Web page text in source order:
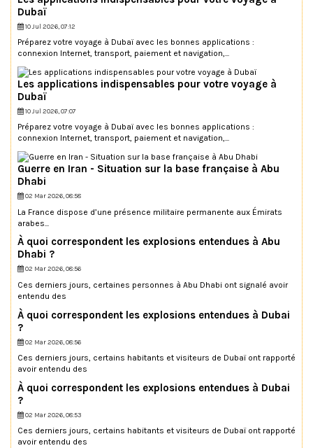
Dubaï
10 Jul 2026, 07:12
Préparez votre voyage à Dubaï avec les bonnes applications :
connexion Internet, transport, paiement et navigation,...
Les applications indispensables pour votre voyage à
Dubaï
10 Jul 2026, 07:07
Préparez votre voyage à Dubaï avec les bonnes applications :
connexion Internet, transport, paiement et navigation,...
Guerre en Iran - Situation sur la base française à Abu
Dhabi
02 Mar 2026, 08:58
La France dispose d’une présence militaire permanente aux Émirats
arabes...
À quoi correspondent les explosions entendues à Abu
Dhabi ?
02 Mar 2026, 08:56
Ces derniers jours, certaines personnes à Abu Dhabi ont signalé avoir
entendu des
À quoi correspondent les explosions entendues à Dubai
?
02 Mar 2026, 08:56
Ces derniers jours, certains habitants et visiteurs de Dubaï ont rapporté
avoir entendu des
À quoi correspondent les explosions entendues à Dubai
?
02 Mar 2026, 08:53
Ces derniers jours, certains habitants et visiteurs de Dubaï ont rapporté
avoir entendu des